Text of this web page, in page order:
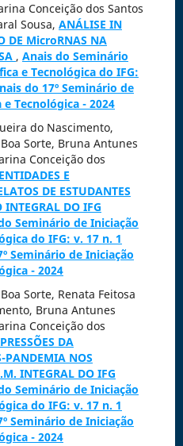
Conceição dos Santos
Sousa, ANÁLISE IN
DE MicroRNAS NA
, Anais do Seminário
e Tecnológica do IFG:
do 17º Seminário de
Tecnológica - 2024
do Nascimento,
Sorte, Bruna Antunes
Conceição dos
E
DE ESTUDANTES
DO IFG
Seminário de Iniciação
do IFG: v. 17 n. 1
Seminário de Iniciação
- 2024
Sorte, Renata Feitosa
Bruna Antunes
Conceição dos
DA
PANDEMIA NOS
INTEGRAL DO IFG
Seminário de Iniciação
do IFG: v. 17 n. 1
Seminário de Iniciação
- 2024